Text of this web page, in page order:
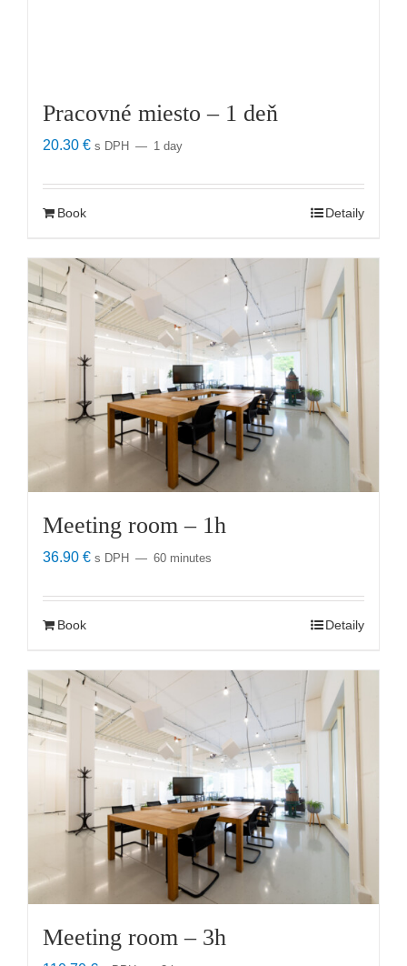
Pracovné miesto – 1 deň
20.30 € s DPH 1 day
Book Detaily
Meeting room – 1h
36.90 € s DPH 60 minutes
Book Detaily
Meeting room – 3h